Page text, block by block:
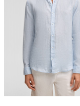
Producent
Strellson AG
Sonnenwiesenstrasse 21
8280 Kreuzlingen